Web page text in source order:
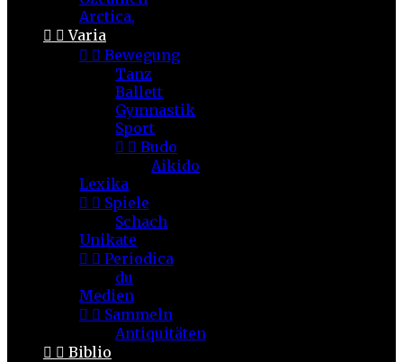
Arctica,
  Varia
  Bewegung
Tanz
Ballett
Gymnastik
Sport
  Budo
Aikido
Lexika
  Spiele
Schach
Unikate
  Periodica
du
Medien
  Sammeln
Antiquitäten
  Biblio